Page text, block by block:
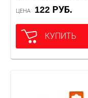
ЦЕНА 122 РУБ.
КУПИТЬ